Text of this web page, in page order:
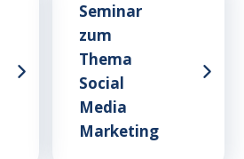
Seminar
zum
Thema
Social
Media
Marketing